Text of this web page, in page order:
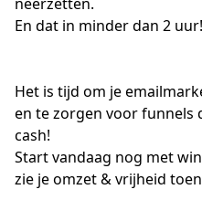
En dat in minder dan 2 uur!
Het is tijd om je
en te zorgen voor funnels
cash!
Start vandaag nog met
zie je omzet & vrijheid